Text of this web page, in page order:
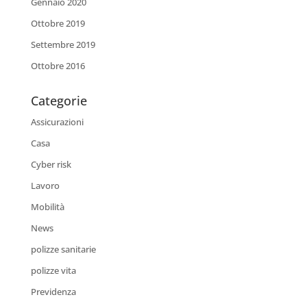
Ottobre 2019
Settembre 2019
Ottobre 2016
Categorie
Assicurazioni
Casa
Cyber risk
Lavoro
Mobilità
News
polizze sanitarie
polizze vita
Previdenza